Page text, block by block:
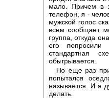
мало. Причем в
телефон, я -
мужской голос
всем сообщает
группа, откуда
его попросили
стандартная
обыгрывается.
Но еще раз
попытался
называется. И я
делать.